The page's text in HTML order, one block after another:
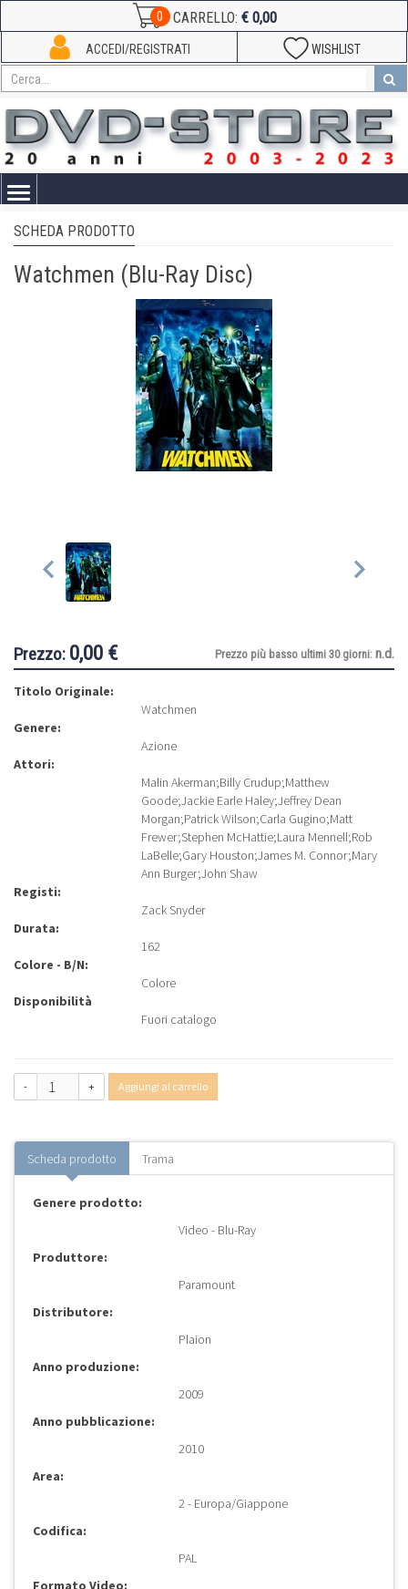
0 CARRELLO: € 0,00
WISHLIST
ACCEDI/REGISTRATI
Toggle
SCHEDA PRODOTTO
Watchmen (Blu-Ray Disc)
Prezzo: 0,00 € Prezzo più basso ultimi 30 giorni: n.d.
Titolo Originale:
Watchmen
Genere:
Azione
Attori:
Malin Akerman;Billy Crudup;Matthew
Goode;Jackie Earle Haley;Jeffrey Dean
Morgan;Patrick Wilson;Carla Gugino;Matt
Frewer;Stephen McHattie;Laura Mennell;Rob
LaBelle;Gary Houston;James M. Connor;Mary
Ann Burger;John Shaw
Registi:
Zack Snyder
Durata:
162
Colore - B/N:
Colore
Disponibilità
Fuori catalogo
- + Aggiungi al carrello
Scheda prodotto Trama
Genere prodotto:
Video - Blu-Ray
Produttore:
Paramount
Distributore:
Plaion
Anno produzione:
2009
Anno pubblicazione:
2010
Area:
2 - Europa/Giappone
Codifica:
PAL
Formato Video: